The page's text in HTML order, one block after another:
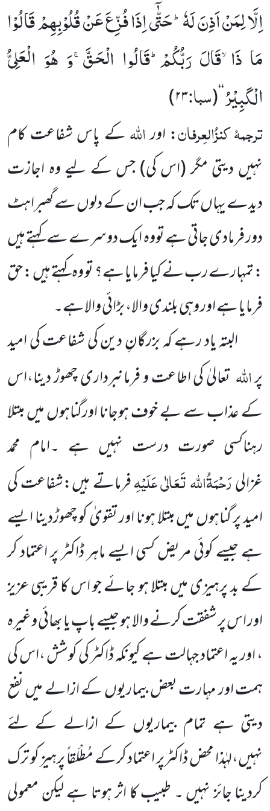
اِلَّا لِمَنْ اَذِنَ لَهٗؕ-حَتّٰۤى اِذَا فُزِّعَ عَنْ قُلُوْبِهِمْ قَالُوْا
مَا ذَاۙ-قَالَ رَبُّكُمْؕ-قَالُوا الْحَقَّۚ-وَ هُوَ الْعَلِیُّ
الْكَبِیْرُ‘‘(سبا:۲۳)
ترجمۂ کنزُالعِرفان: اوراللہکے پاس شفاعت کام
نہیں دیتی مگر (اس کی) جس کے لیے وہ اجازت
دیدے یہاں تک کہ جب ان کے دلوں سے گھبراہٹ
دور فرمادی جاتی ہے تووہ ایک دوسرے سے کہتے ہیں
: تمہارے رب نے کیا فرمایا ہے؟ تو وہ کہتے ہیں : حق
فرمایا ہے اور وہی بلندی والا، بڑائی والاہے۔
البتہ یاد رہے کہ بزرگانِ دین کی شفاعت کی امید
پراللہتعالیٰ کی اطاعت و فرمانبرداری چھوڑ دینا،اس
کے عذاب سے بے خوف ہوجانا اورگناہوں میں مبتلا
رہناکسی صورت درست نہیں ہے ۔امام محمد
غزالیرَحْمَۃُاللہ تَعَالٰی عَلَیْہِفرماتے ہیں:شفاعت کی
امید پر گناہوں میں مبتلا ہونا اور تقویٰ کو چھوڑدینا ایسے
ہے جیسے کوئی مریض کسی ایسے ماہر ڈاکٹر پر اعتماد کر
کے بد پرہیزی میں مبتلا ہو جائے جو اس کا قریبی عزیز
اور اس پر شفقت کرنے والا ہو جیسے باپ یا بھائی وغیرہ
، اور یہ اعتماد جہالت ہے کیونکہ ڈاکٹر کی کوشش ،اس کی
ہمت اور مہارت بعض بیماریوں کے ازالے میں نفع
دیتی ہے تمام بیماریوں کے ازالے کے لئے
نہیں،لہٰذا محض ڈاکٹرپر اعتماد کرکے مُطْلَقاً پرہیز کو ترک
کردینا جائز نہیں ۔ طبیب کا اثر ہوتا ہے لیکن معمولی